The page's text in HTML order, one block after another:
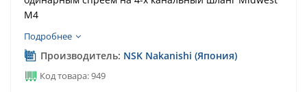
M4
Подробнее
Производитель: NSK Nakanishi (Япония)
Код товара: 949